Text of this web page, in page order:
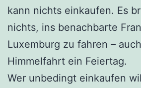
kann nichts einkaufen. Es
nichts, ins benachbarte
Luxemburg zu fahren –
Himmelfahrt ein Feiertag.
Wer unbedingt einkaufen